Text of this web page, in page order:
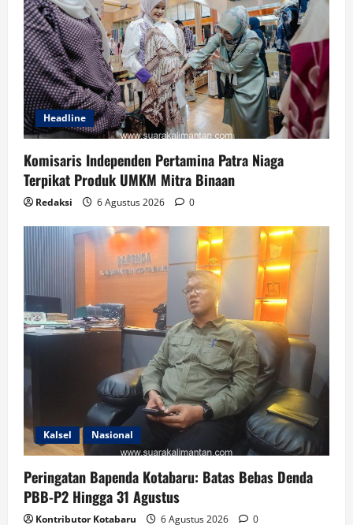
Headline
Komisaris Independen Pertamina Patra Niaga
Terpikat Produk UMKM Mitra Binaan
Redaksi 6 Agustus 2026 0
Kalsel Nasional
Peringatan Bapenda Kotabaru: Batas Bebas Denda
PBB-P2 Hingga 31 Agustus
Kontributor Kotabaru 6 Agustus 2026 0